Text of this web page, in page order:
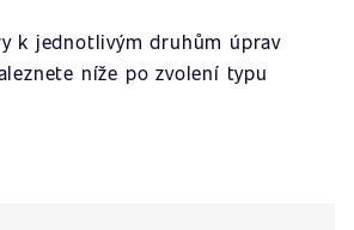
k jednotlivým druhům úprav
níže po zvolení typu